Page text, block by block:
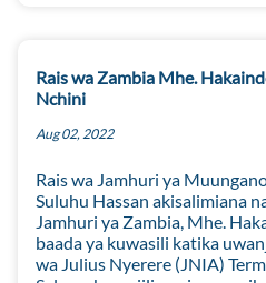
Rais wa Zambia Mhe.
Nchini
Aug 02, 2022
Rais wa Jamhuri ya
Suluhu Hassan akisalimiana
Jamhuri ya Zambia, Mhe.
baada ya kuwasili katika
wa Julius Nyerere (JNIA)